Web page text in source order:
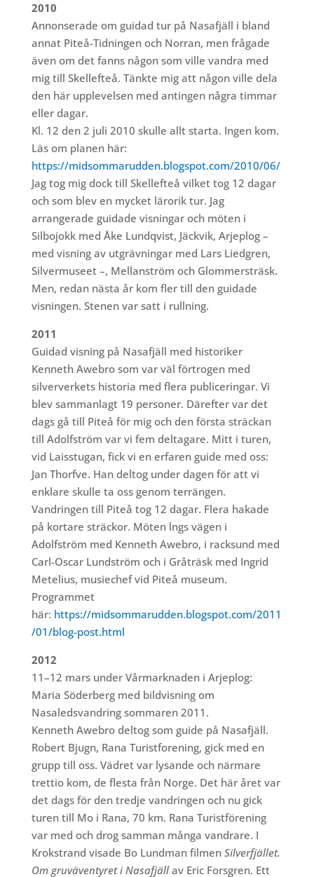
2010
Annonserade om guidad tur på Nasafjäll i bland
annat Piteå-Tidningen och Norran, men frågade
även om det fanns någon som ville vandra med
mig till Skellefteå. Tänkte mig att någon ville dela
den här upplevelsen med antingen några timmar
eller dagar.
Kl. 12 den 2 juli 2010 skulle allt starta. Ingen kom.
Läs om planen här:
https://midsommarudden.blogspot.com/2010/06/
Jag tog mig dock till Skellefteå vilket tog 12 dagar
och som blev en mycket lärorik tur. Jag
arrangerade guidade visningar och möten i
Silbojokk med Åke Lundqvist, Jäckvik, Arjeplog –
med visning av utgrävningar med Lars Liedgren,
Silvermuseet –, Mellanström och Glommersträsk.
Men, redan nästa år kom fler till den guidade
visningen. Stenen var satt i rullning.
2011
Guidad visning på Nasafjäll med historiker
Kenneth Awebro som var väl förtrogen med
silververkets historia med flera publiceringar. Vi
blev sammanlagt 19 personer. Därefter var det
dags gå till Piteå för mig och den första sträckan
till Adolfström var vi fem deltagare. Mitt i turen,
vid Laisstugan, fick vi en erfaren guide med oss:
Jan Thorfve. Han deltog under dagen för att vi
enklare skulle ta oss genom terrängen.
Vandringen till Piteå tog 12 dagar. Flera hakade
på kortare sträckor. Möten lngs vägen i
Adolfström med Kenneth Awebro, i racksund med
Carl-Oscar Lundström och i Gråträsk med Ingrid
Metelius, musiechef vid Piteå museum.
Programmet
här: https://midsommarudden.blogspot.com/2011
/01/blog-post.html
2012
11–12 mars under Vårmarknaden i Arjeplog:
Maria Söderberg med bildvisning om
Nasaledsvandring sommaren 2011.
Kenneth Awebro deltog som guide på Nasafjäll.
Robert Bjugn, Rana Turistforening, gick med en
grupp till oss. Vädret var lysande och närmare
trettio kom, de flesta från Norge. Det här året var
det dags för den tredje vandringen och nu gick
turen till Mo i Rana, 70 km. Rana Turistförening
var med och drog samman många vandrare. I
Krokstrand visade Bo Lundman filmen Silverfjället.
Om gruväventyret i Nasafjällav Eric Forsgren. Ett